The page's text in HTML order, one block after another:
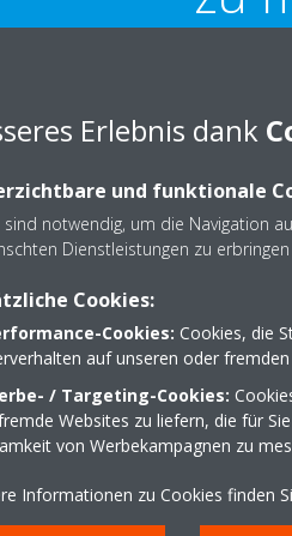
Die DAIKIN Residential Controller
Erlebnis dank
und funktionale
sind notwendig, um die Navigation
Dienstleistungen zu erbringen
Cookies:
Cookies: Cookies, die
auf unseren oder
/ Targeting-Cookies:
Websites zu liefern, die für
von Werbekampagnen zu
Informationen zu Cookies finden